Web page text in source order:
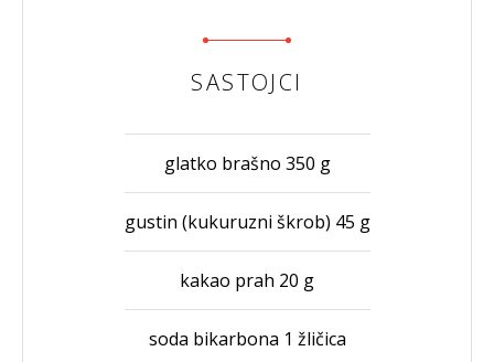
SASTOJCI
glatko brašno 350 g
gustin (kukuruzni škrob) 45 g
kakao prah 20 g
soda bikarbona 1 žličica